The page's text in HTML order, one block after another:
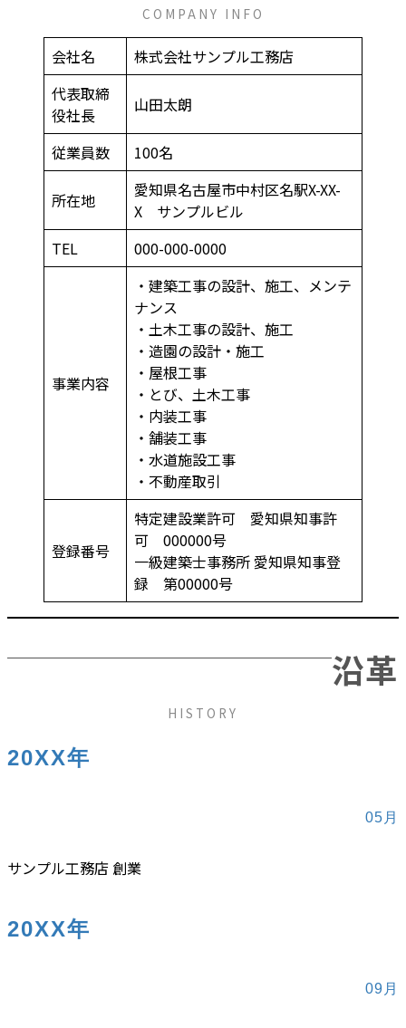
COMPANY INFO
会社名
株式会社サンプル工務店
代表取締
役社長
山田太朗
従業員数 100名
所在地
愛知県名古屋市中村区名駅X-XX-
X サンプルビル
TEL
000-000-0000
事業内容
・建築工事の設計、施工、メンテ
ナンス
・土木工事の設計、施工
・造園の設計・施工
・屋根工事
・とび、土木工事
・内装工事
・舗装工事
・水道施設工事
・不動産取引
登録番号
特定建設業許可 愛知県知事許
可 000000号
一級建築士事務所 愛知県知事登
録 第00000号
沿革
HISTORY
20XX年
05月
サンプル工務店 創業
20XX年
09月